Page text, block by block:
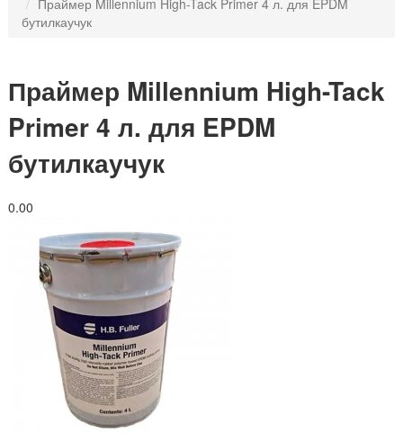
Праймер Millennium High-Tack Primer 4 л. для EPDM
бутилкаучук
Праймер Millennium High-Tack
Primer 4 л. для EPDM
бутилкаучук
0.00